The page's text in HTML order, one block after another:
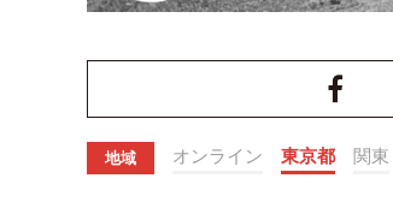
地域 オンライン 東京都 関東